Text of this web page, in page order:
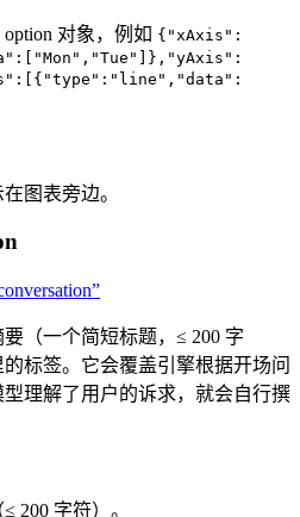
option 对象，例如 {"xAxis":
图表旁边。
（一个简短标题，≤ 200 字
标签。它会覆盖引擎根据开场问
理解了用户的诉求，就会自行撰
200 字符）。